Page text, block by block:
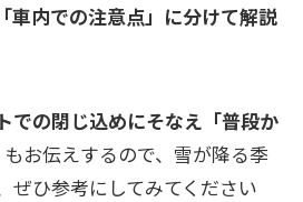
車内での注意点」に分けて解説
での閉じ込めにそなえ「普段か
もお伝えするので、雪が降る季
ぜひ参考にしてみてください